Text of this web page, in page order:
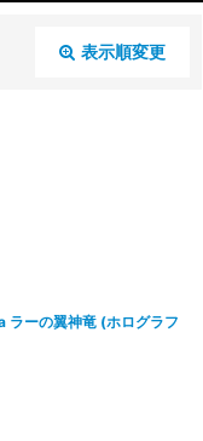
表示順変更
ーの翼神竜 (ホログラフ